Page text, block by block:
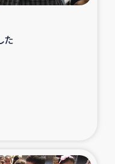
難民支援事業
震・津波被災者支援
民の生活再建支援
た